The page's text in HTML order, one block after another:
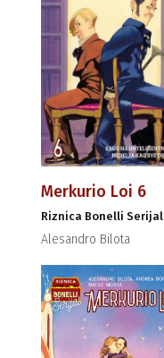
Merkurio Loi 6
Riznica Bonelli Serijal
Alesandro Bilota